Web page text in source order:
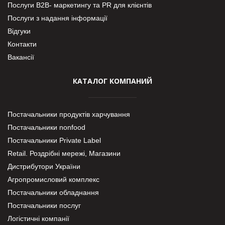
Послуги В2В- маркетингу та PR для клієнтів
Послуги з надання інформації
Відгуки
Контакти
Вакансії
КАТАЛОГ КОМПАНИЙ
Постачальники продуктів харчування
Постачальники nonfood
Постачальники Private Label
Retail. Роздрібні мережі, Магазини
Дистрибутори України
Агропромисловий комплекс
Постачальники обладнання
Постачальники послуг
Логістичні компанії